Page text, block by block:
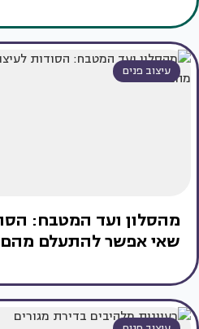
עיצוב פנים
מהסלון ועד המטבח:
שאי אפשר להתעלם מהם